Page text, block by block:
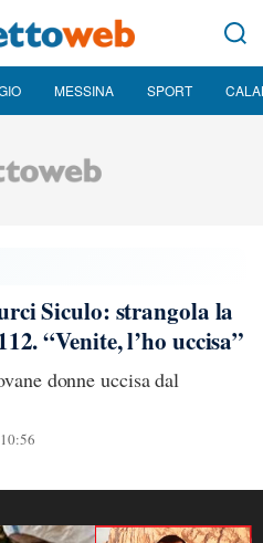
MESSINA SPORT
Siculo: strangola la
“Venite, l’ho uccisa”
donne uccisa dal